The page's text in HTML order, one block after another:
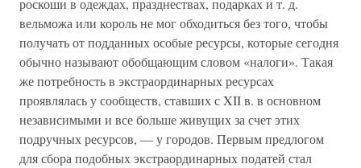
роскоши в одеждах, празднествах, подарках и т. д.
вельможа или король не мог обходиться без того, чтобы
получать от подданных особые ресурсы, которые сегодня
обычно называют обобщающим словом «налоги». Такая
же потребность в экстраординарных ресурсах
проявлялась у сообществ, ставших с XII в. в основном
независимыми и все больше живущих за счет этих
подручных ресурсов, — у городов. Первым предлогом
для сбора подобных экстраординарных податей стал